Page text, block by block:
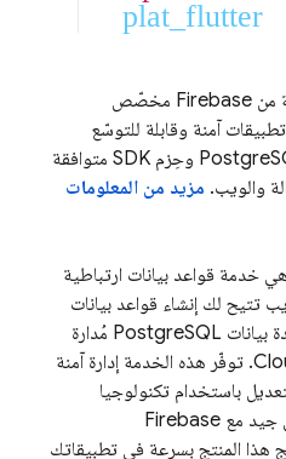
plat_flutter
أول حل لقاعدة بيانات ارتباطية من Firebase مخصّص
آمنة وقابلة للتوسّع
لـ PostgreSQL وحِزم SDK متوافقة
والويب. مزيد من المعلومات
هي خدمة قواعد بيانات ارتباطية
تتيح لك إنشاء قواعد بيانات
وتوسيع نطاقها باستخدام قاعدة بيانات PostgreSQL مُدارة
. توفّر هذه الخدمة إدارة آمنة
باستخدام تكنولوجيا
Firebase
هذا المنتج بسرعة في تطبيقاتك